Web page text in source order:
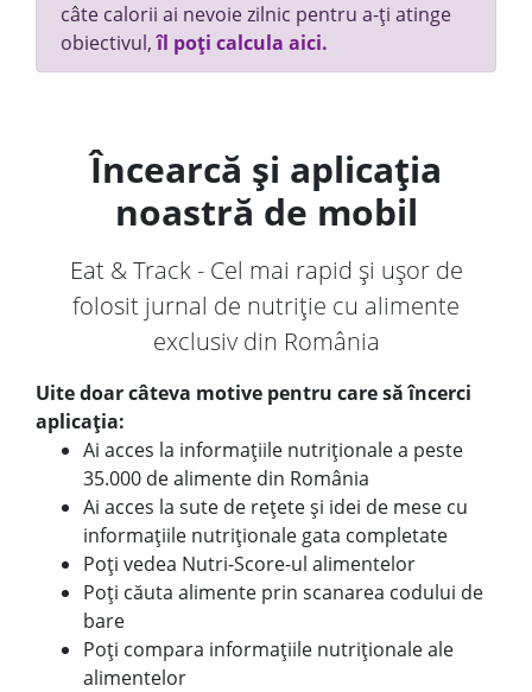
câte calorii ai nevoie zilnic pentru a-ți atinge
obiectivul,îl poți calcula aici.
Încearcă și aplicația
noastră de mobil
Eat & Track - Cel mai rapid și ușor de
folosit jurnal de nutriție cu alimente
exclusiv din România
Uite doar câteva motive pentru care să încerci
aplicația:
Ai acces la informațiile nutriționale a peste
35.000 de alimente din România
Ai acces la sute de rețete și idei de mese cu
informațiile nutriționale gata completate
Poți vedea Nutri-Score-ul alimentelor
Poți căuta alimente prin scanarea codului de
bare
Poți compara informațiile nutriționale ale
alimentelor